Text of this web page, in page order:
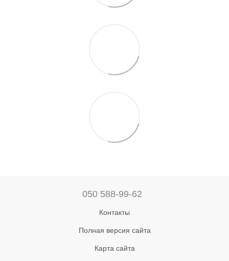
050 588-99-62
Контакты
Полная версия сайта
Карта сайта